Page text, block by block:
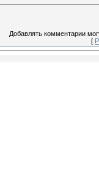
Добавлять комментарии
[